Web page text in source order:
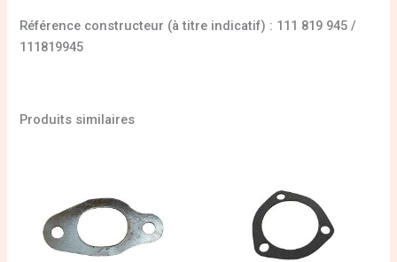
Référence constructeur (à titre indicatif) : 111 819 945 /
111819945
Produits similaires